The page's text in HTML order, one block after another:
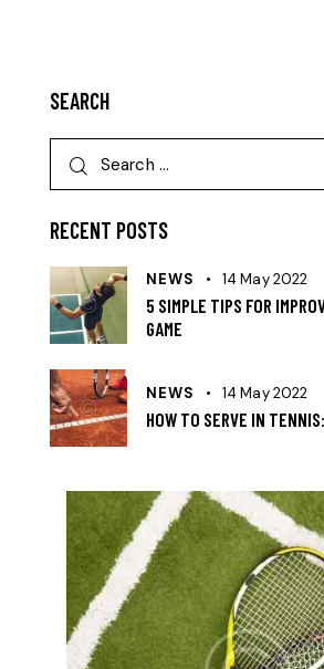
SEARCH
RECENT POSTS
NEWS 14 May 2022
5 SIMPLE TIPS FOR
GAME
NEWS 14 May 2022
HOW TO SERVE IN